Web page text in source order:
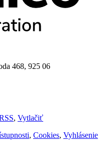
468, 925 06
, Vytlačiť
, Cookies, Vyhlásenie